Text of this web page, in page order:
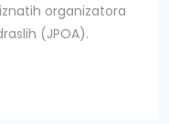
organizatora
(JPOA).